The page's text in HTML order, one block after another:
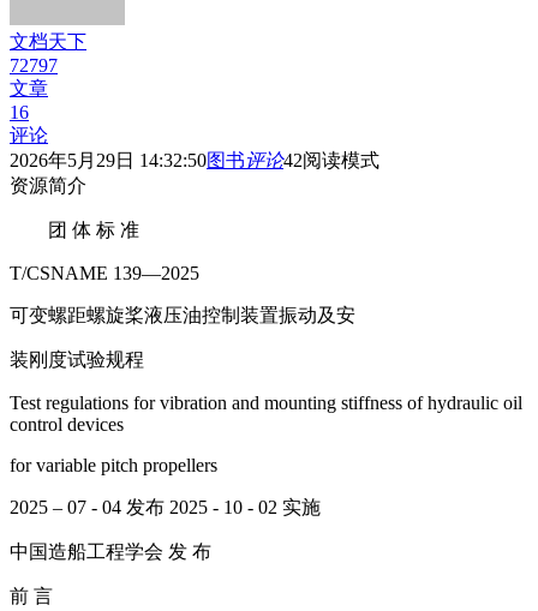
文档天下
72797
文章
16
评论
2026年5月29日 14:32:50图书评论42阅读模式
资源简介
团 体 标 准
T/CSNAME 139—2025
可变螺距螺旋桨液压油控制装置振动及安
装刚度试验规程
Test regulations for vibration and mounting stiffness of hydraulic oil
control devices
for variable pitch propellers
2025 – 07 - 04 发布 2025 - 10 - 02 实施
中国造船工程学会 发 布
前 言